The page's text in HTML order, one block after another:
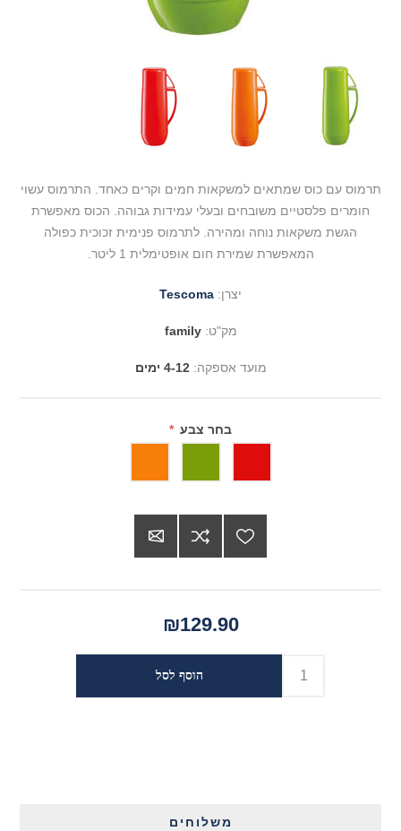
תרמוס עם כוס שמתאים למשקאות חמים וקרים כאחד. התרמוס עשוי
חומרים פלסטיים משובחים ובעלי עמידות גבוהה. הכוס מאפשרת
הגשת משקאות נוחה ומהירה. לתרמוס פנימית זכוכית כפולה
המאפשרת שמירת חום אופטימלית 1 ליטר.
יצרן: Tescoma
מק"ט: family
מועד אספקה: 4-12 ימים
בחר צבע *
₪129.90
משלוחים